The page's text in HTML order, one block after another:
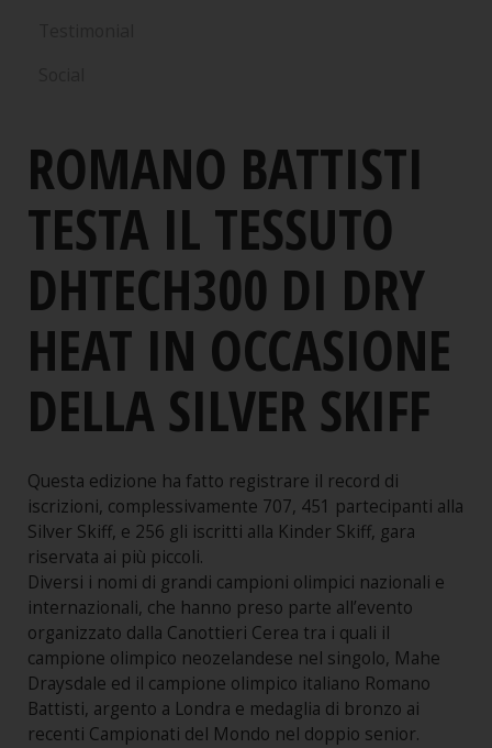
ROMANO BATTISTI
TESTA IL TESSUTO
DHTECH300 DI DRY
HEAT IN OCCASIONE
DELLA SILVER SKIFF
Questa edizione ha fatto registrare il record di
iscrizioni, complessivamente 707, 451 partecipanti alla
Silver Skiff, e 256 gli iscritti alla Kinder Skiff, gara
riservata ai più piccoli.
Diversi i nomi di grandi campioni olimpici nazionali e
internazionali, che hanno preso parte all’evento
organizzato dalla Canottieri Cerea tra i quali il
campione olimpico neozelandese nel singolo, Mahe
Draysdale ed il campione olimpico italiano Romano
Battisti, argento a Londra e medaglia di bronzo ai
recenti Campionati del Mondo nel doppio senior.